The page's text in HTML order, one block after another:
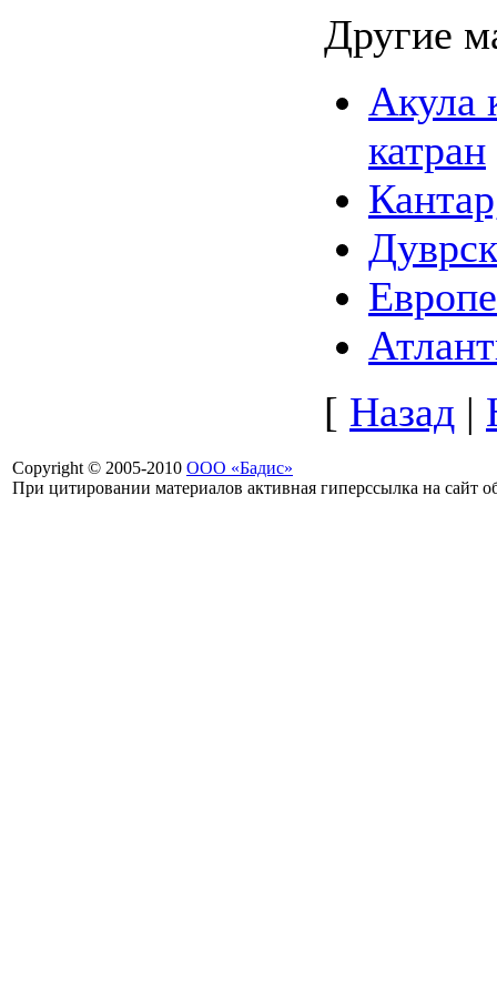
Другие
Акула
катран
[ Назад |
Copyright © 2005-2010 ООО «Бадис»
При цитировании материалов активная гиперссылка на сайт